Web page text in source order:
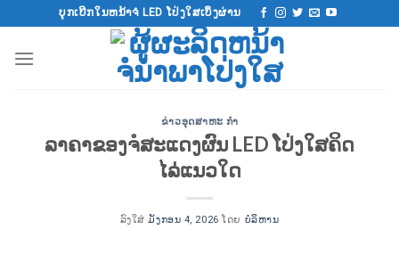
ໄປ
ຫາ
ບຸກເບີກໃນຫນ້າຈໍ LED ໂປ່ງໃສເບິ່ງຜ່ານ
ຂ່າວອຸດສາຫະ ກຳ
ລາຄາຂອງຈໍສະແດງຜົນ LED ໂປ່ງໃສຄິດ
ໄລ່ແນວໃດ
ລົງໃສ່ມັງກອນ 4, 2026 ໂດຍ ບໍລິຫານ